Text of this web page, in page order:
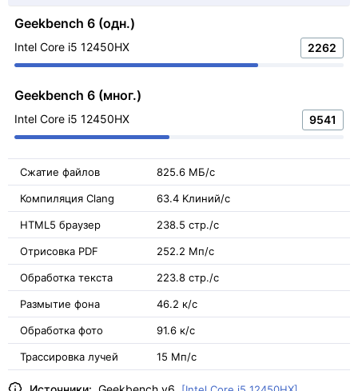
Geekbench 6 (одн.)
Intel Core i5 12450HX 2262
Geekbench 6 (мног.)
Intel Core i5 12450HX 9541
Сжатие файлов 825.6 МБ/с
Компиляция Clang 63.4 Kлиний/с
HTML5 браузер 238.5 стр./с
Отрисовка PDF 252.2 Мп/с
Обработка текста 223.8 стр./с
Размытие фона 46.2 к/с
Обработка фото 91.6 к/с
Трассировка лучей 15 Мп/с